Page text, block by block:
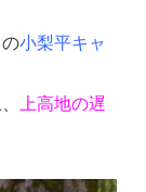
小梨平キャ
上高地の遅